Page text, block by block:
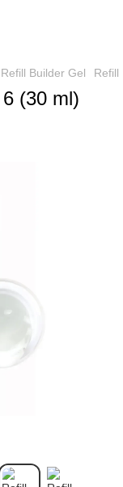
Refill Builder Gel Refill
(30 ml)